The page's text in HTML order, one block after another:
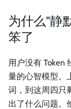
为什么"静
笨了
用户没有 Token
量的心智模型。
词，到这周四只
出了什么问题。